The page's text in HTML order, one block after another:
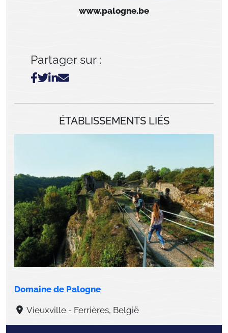
www.palogne.be
Partager sur :
ÉTABLISSEMENTS LIÉS
Domaine de Palogne
Vieuxville - Ferrières, België